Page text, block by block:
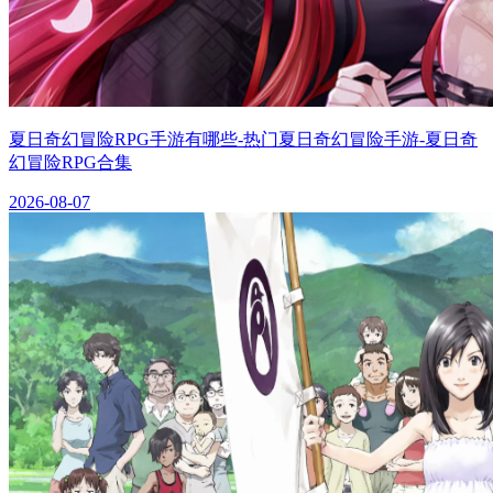
夏日奇幻冒险RPG手游有哪些-热门夏日奇幻冒险手游-夏日奇
幻冒险RPG合集
2026-08-07